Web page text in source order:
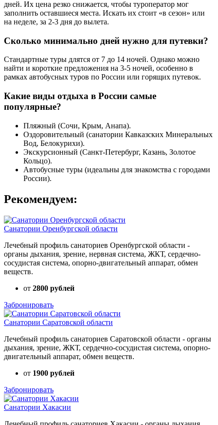
дней. Их цена резко снижается, чтобы туроператор мог
заполнить оставшиеся места. Искать их стоит «в сезон» или
на неделе, за 2-3 дня до вылета.
Сколько минимально дней нужно для путевки?
Стандартные туры длятся от 7 до 14 ночей. Однако можно
найти и короткие предложения на 3-5 ночей, особенно в
рамках автобусных туров по России или горящих путевок.
Какие виды отдыха в России самые
популярные?
Пляжный (Сочи, Крым, Анапа).
Оздоровительный (санатории Кавказских Минеральных
Вод, Белокурихи).
Экскурсионный (Санкт-Петербург, Казань, Золотое
Кольцо).
Автобусные туры (идеальны для знакомства с городами
России).
Рекомендуем:
Санатории Оренбургской области
Лечебный профиль санаториев Оренбургской области -
органы дыхания, зрение, нервная система, ЖКТ, сердечно-
сосудистая система, опорно-двигательный аппарат, обмен
веществ.
от 2800 рублей
Забронировать
Санатории Саратовской области
Лечебный профиль санаториев Саратовской области - органы
дыхания, зрение, ЖКТ, сердечно-сосудистая система, опорно-
двигательный аппарат, обмен веществ.
от 1900 рублей
Забронировать
Санатории Хакасии